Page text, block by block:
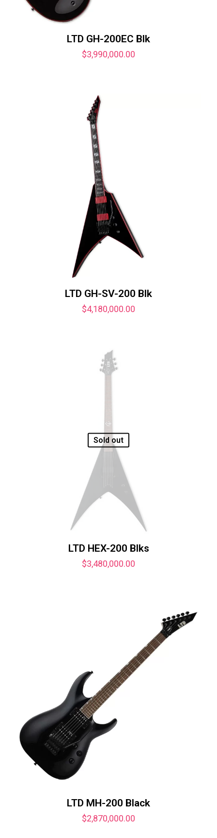
LTD GH-200EC Blk
$3,990,000.00
LTD GH-SV-200 Blk
$4,180,000.00
Sold out
LTD HEX-200 Blks
$3,480,000.00
LTD MH-200 Black
$2,870,000.00